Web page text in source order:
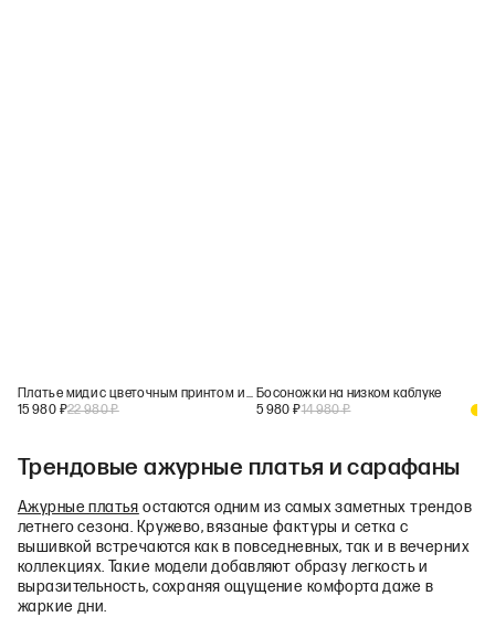
Платье миди с цветочным принтом и кружевом
15 980 ₽22 980₽
Босоножки на низком каблуке
5 980 ₽14 980₽
Трендовые ажурные платья и сарафаны
Ажурные платья остаются одним из самых заметных трендов
летнего сезона. Кружево, вязаные фактуры и сетка с
вышивкой встречаются как в повседневных, так и в вечерних
коллекциях. Такие модели добавляют образу легкость и
выразительность, сохраняя ощущение комфорта даже в
жаркие дни.